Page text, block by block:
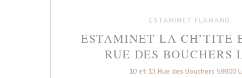
ESTAMINET FLAMAND
ESTAMINET LA CH’TITE
RUE DES BOUCHERS
10 et 13 Rue des Bouchers 59800